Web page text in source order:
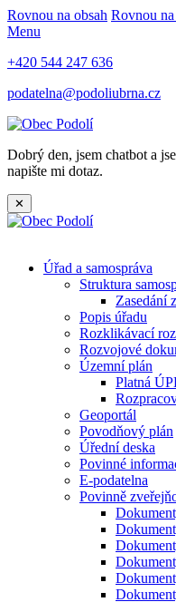
Rovnou na obsah Rovnou na
Menu
+420 544 247 636
podatelna@podoliubrna.cz
Dobrý den, jsem chatbot a
napište mi dotaz.
✕
Úřad a samospráva
Struktura
Zasedání
Popis úřadu
Rozklikávací
Rozvojové
Územní plán
Platná
Geoportál
Povodňový plán
Úřední deska
Povinné
E-podatelna
Povinně